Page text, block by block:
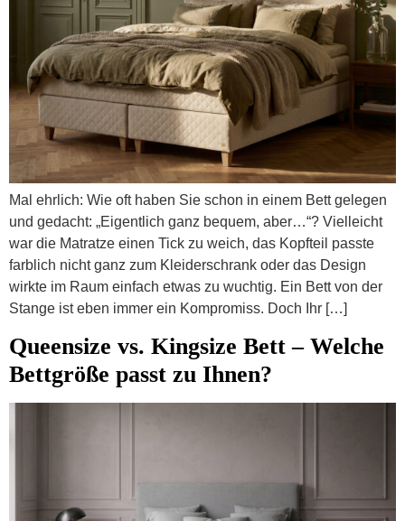
Mal ehrlich: Wie oft haben Sie schon in einem Bett gelegen
und gedacht: „Eigentlich ganz bequem, aber…“? Vielleicht
war die Matratze einen Tick zu weich, das Kopfteil passte
farblich nicht ganz zum Kleiderschrank oder das Design
wirkte im Raum einfach etwas zu wuchtig. Ein Bett von der
Stange ist eben immer ein Kompromiss. Doch Ihr […]
Queensize vs. Kingsize Bett – Welche
Bettgröße passt zu Ihnen?